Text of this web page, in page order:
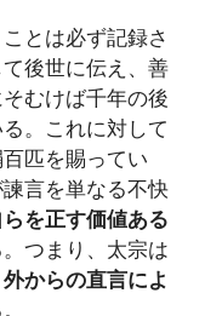
とは必ず記録さ
後世に伝え、善
むけば千年の後
。これに対して
匹を賜ってい
言を単なる不快
らを正す価値ある
つまり、太宗は
外からの直言によ